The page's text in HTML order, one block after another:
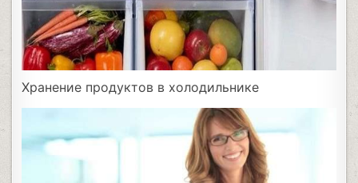
Хранение продуктов в холодильнике